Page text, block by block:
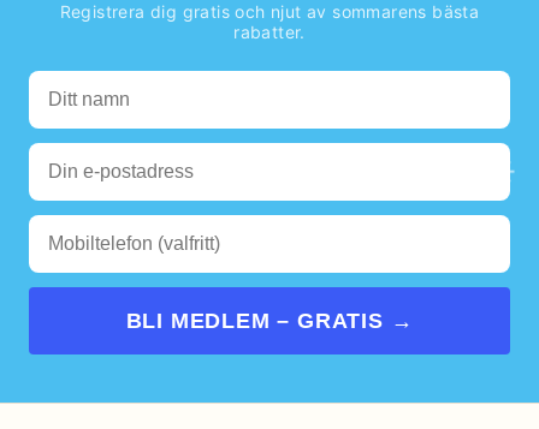
🌊
☀️
Registrera dig gratis och njut av sommarens bästa
rabatter.
BLI MEDLEM – GRATIS →